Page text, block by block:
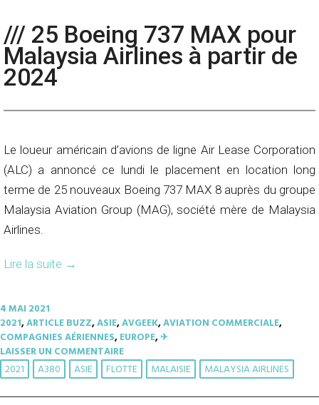
/// 25 Boeing 737 MAX pour
Malaysia Airlines à partir de
2024
Le loueur américain d’avions de ligne Air Lease Corporation
(ALC) a annoncé ce lundi le placement en location long
terme de 25 nouveaux Boeing 737 MAX 8 auprès du groupe
Malaysia Aviation Group (MAG), société mère de Malaysia
Airlines.
Lire la suite →
4 MAI 2021
2021,ARTICLE BUZZ,ASIE,AVGEEK,AVIATION COMMERCIALE,
COMPAGNIES AÉRIENNES,EUROPE,✈︎
LAISSER UN COMMENTAIRE
2021 A380 ASIE FLOTTE MALAISIE MALAYSIA AIRLINES